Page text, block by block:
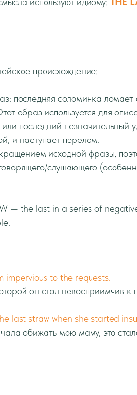
происхождение:
последняя соломинка
образ используется для
последний незначительный
и наступает перелом.
исходной фразы,
слушающего
— the last in a series of
to the requests.
он стал невосприимчив к
last straw when she started
обижать мою маму, это